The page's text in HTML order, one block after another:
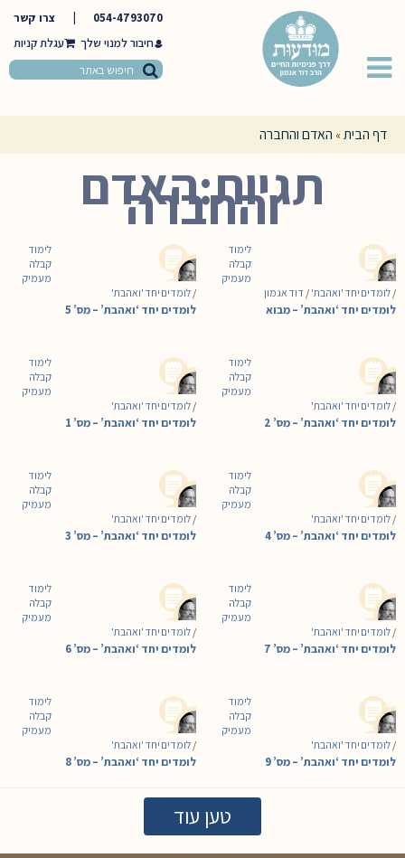
054-4793070
צרו קשר
חיבור למנוי שלך
דף הבית» האדם והחברה
תגיות:האדם
והחברה
לימוד
קבלה
מעמיק
/ לומדים יחד 'ואהבת'
לומדים יחד ‘ואהבת’ – מס’ 5
לימוד
קבלה
מעמיק
/ לומדים יחד 'ואהבת' / דוד אגמון
לומדים יחד ‘ואהבת’ – מבוא
לימוד
קבלה
מעמיק
/ לומדים יחד 'ואהבת'
לומדים יחד ‘ואהבת’ – מס’ 1
לימוד
קבלה
מעמיק
/ לומדים יחד 'ואהבת'
לומדים יחד ‘ואהבת’ – מס’ 2
לימוד
קבלה
מעמיק
/ לומדים יחד 'ואהבת'
לומדים יחד ‘ואהבת’ – מס’ 3
לימוד
קבלה
מעמיק
/ לומדים יחד 'ואהבת'
לומדים יחד ‘ואהבת’ – מס’ 4
לימוד
קבלה
מעמיק
/ לומדים יחד 'ואהבת'
לומדים יחד ‘ואהבת’ – מס’ 6
לימוד
קבלה
מעמיק
/ לומדים יחד 'ואהבת'
לומדים יחד ‘ואהבת’ – מס’ 7
לימוד
קבלה
מעמיק
/ לומדים יחד 'ואהבת'
לומדים יחד ‘ואהבת’ – מס’ 8
לימוד
קבלה
מעמיק
/ לומדים יחד 'ואהבת'
לומדים יחד ‘ואהבת’ – מס’ 9
טען עוד